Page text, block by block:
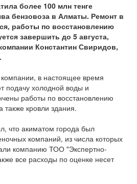
более 100 млн тенге
бензовоза в Алматы. Ремонт в
работы по восстановлению
завершить до 5 августа,
Константин Свиридов,
в настоящее время
подачу холодной воды и
работы по восстановлению
также кровли здания.
что акиматом города был
компаний, из числа которых
компанию ТОО "Экспертно-
все расходы по оценке несет